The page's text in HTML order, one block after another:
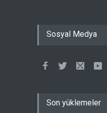
Sosyal Medya
Son yüklemeler